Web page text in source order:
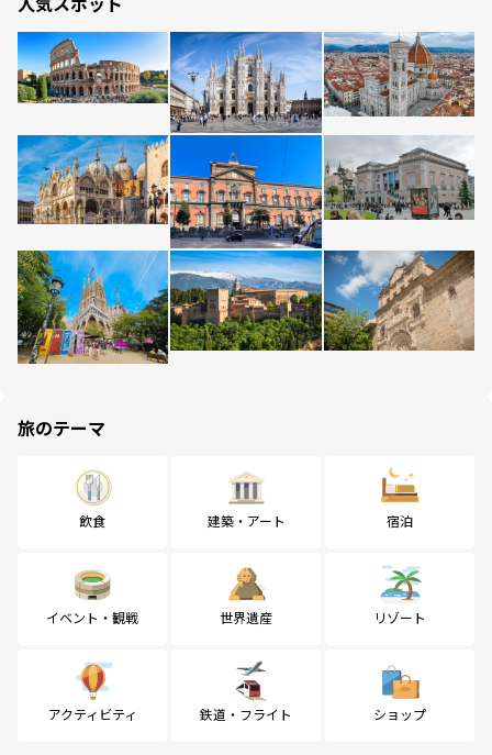
旅のテーマ
飲食 建築・アート 宿泊
イベント・観戦 世界遺産 リゾート
アクティビティ 鉄道・フライト ショップ